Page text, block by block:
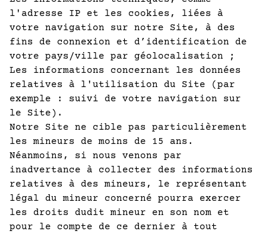
l'adresse IP et les cookies, liées à
votre navigation sur notre Site, à des
fins de connexion et d’identification de
votre pays/ville par géolocalisation ;
Les informations concernant les données
relatives à l'utilisation du Site (par
exemple : suivi de votre navigation sur
le Site).
Notre Site ne cible pas particulièrement
les mineurs de moins de 15 ans.
Néanmoins, si nous venons par
inadvertance à collecter des informations
relatives à des mineurs, le représentant
légal du mineur concerné pourra exercer
les droits dudit mineur en son nom et
pour le compte de ce dernier à tout